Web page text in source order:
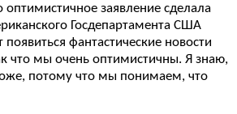
оптимистичное заявление сделала
Госдепартамента США
фантастические новости
что мы очень оптимистичны. Я знаю,
потому что мы понимаем, что